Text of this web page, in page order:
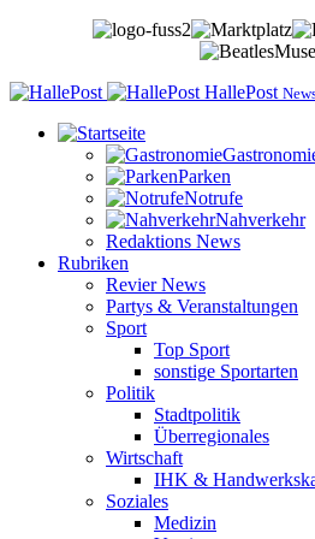
HallePost
Parken
Notrufe
Nahverkehr
Redaktions News
Rubriken
Revier News
Partys & Veranstaltungen
Sport
Top Sport
sonstige Sportarten
Politik
Stadtpolitik
Überregionales
Wirtschaft
IHK &
Soziales
Medizin